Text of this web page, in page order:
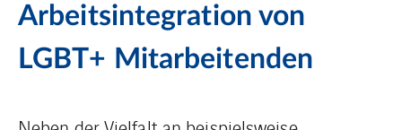
Arbeitsintegration von
LGBT+ Mitarbeitenden